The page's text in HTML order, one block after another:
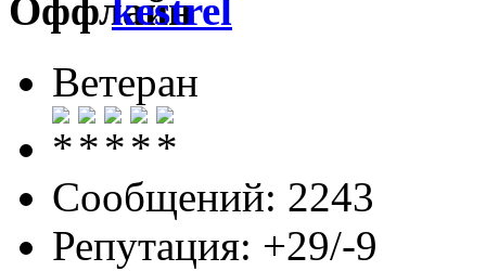
kestrel
Ветеран
Сообщений: 2243
Репутация: +29/-9